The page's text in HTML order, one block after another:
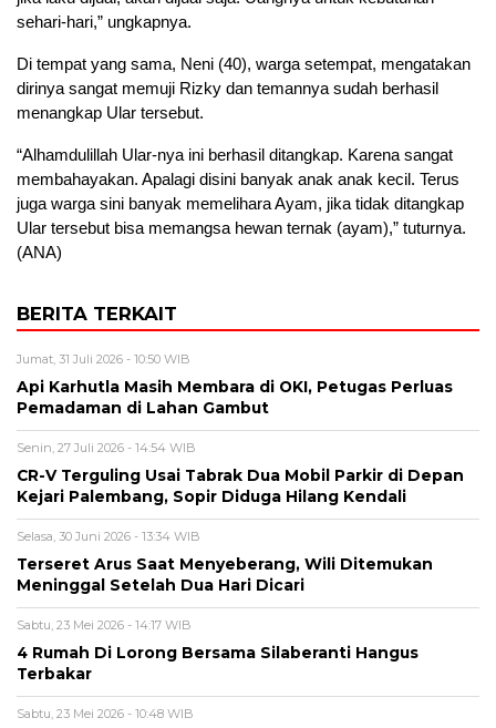
sehari-hari,” ungkapnya.
Di tempat yang sama, Neni (40), warga setempat, mengatakan
dirinya sangat memuji Rizky dan temannya sudah berhasil
menangkap Ular tersebut.
“Alhamdulillah Ular-nya ini berhasil ditangkap. Karena sangat
membahayakan. Apalagi disini banyak anak anak kecil. Terus
juga warga sini banyak memelihara Ayam, jika tidak ditangkap
Ular tersebut bisa memangsa hewan ternak (ayam),” tuturnya.
(ANA)
BERITA TERKAIT
Jumat, 31 Juli 2026 - 10:50 WIB
Api Karhutla Masih Membara di OKI, Petugas Perluas
Pemadaman di Lahan Gambut
Senin, 27 Juli 2026 - 14:54 WIB
CR-V Terguling Usai Tabrak Dua Mobil Parkir di Depan
Kejari Palembang, Sopir Diduga Hilang Kendali
Selasa, 30 Juni 2026 - 13:34 WIB
Terseret Arus Saat Menyeberang, Wili Ditemukan
Meninggal Setelah Dua Hari Dicari
Sabtu, 23 Mei 2026 - 14:17 WIB
4 Rumah Di Lorong Bersama Silaberanti Hangus
Terbakar
Sabtu, 23 Mei 2026 - 10:48 WIB